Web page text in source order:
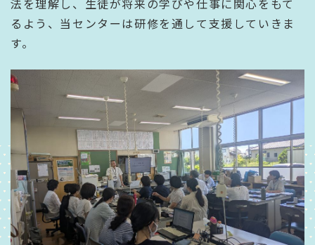
法を理解し、生徒が将来の学びや仕事に関心をもて
るよう、当センターは研修を通して支援していきま
す。